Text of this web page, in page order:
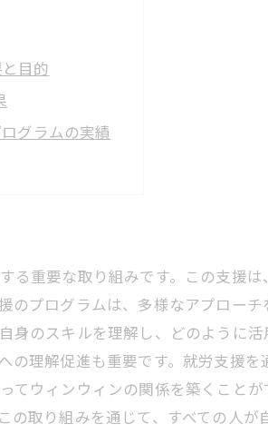
目的
グラムの実績
ら働く魅力
重要な取り組みです。この支援
プログラムは、多様なアプロー
のスキルを理解し、どのように
理解促進も重要です。就労支援を
てウィンウィンの関係を築くこと
取り組みを通じて、すべての人が